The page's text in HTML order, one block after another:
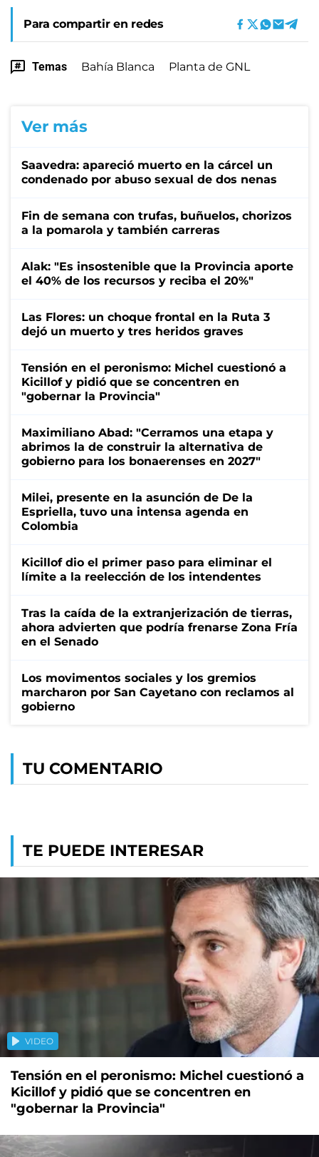
Para compartir en redes
Temas Bahía Blanca Planta de GNL
Ver más
Saavedra: apareció muerto en la cárcel un
condenado por abuso sexual de dos nenas
Fin de semana con trufas, buñuelos, chorizos
a la pomarola y también carreras
Alak: "Es insostenible que la Provincia aporte
el 40% de los recursos y reciba el 20%"
Las Flores: un choque frontal en la Ruta 3
dejó un muerto y tres heridos graves
Tensión en el peronismo: Michel cuestionó a
Kicillof y pidió que se concentren en
"gobernar la Provincia"
Maximiliano Abad: "Cerramos una etapa y
abrimos la de construir la alternativa de
gobierno para los bonaerenses en 2027"
Milei, presente en la asunción de De la
Espriella, tuvo una intensa agenda en
Colombia
Kicillof dio el primer paso para eliminar el
límite a la reelección de los intendentes
Tras la caída de la extranjerización de tierras,
ahora advierten que podría frenarse Zona Fría
en el Senado
Los movimentos sociales y los gremios
marcharon por San Cayetano con reclamos al
gobierno
TU COMENTARIO
TE PUEDE INTERESAR
VIDEO
Tensión en el peronismo: Michel cuestionó a
Kicillof y pidió que se concentren en
"gobernar la Provincia"